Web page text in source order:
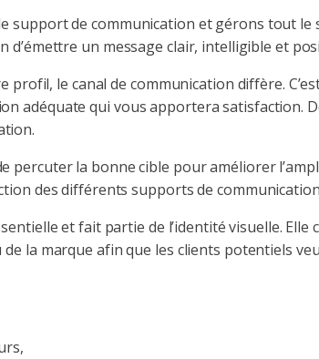
support de communication et gérons tout
un message clair, intelligible et
profil, le canal de communication diffère.
adéquate qui vous apportera satisfaction.
percuter la bonne cible pour améliorer
des différents supports de
et fait partie de l’identité visuelle.
la marque afin que les clients potentiels